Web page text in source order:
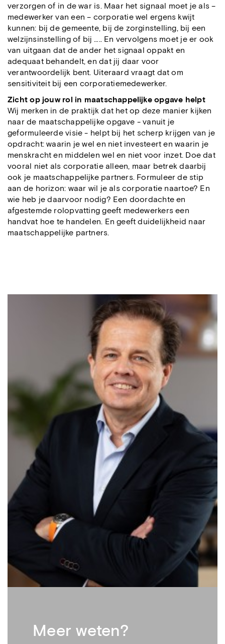
verzorgen of in de war is. Maar het signaal moet je als –
medewerker van een – corporatie wel ergens kwijt
kunnen: bij de gemeente, bij de zorginstelling, bij een
welzijnsinstelling of bij ….. En vervolgens moet je er ook
van uitgaan dat de ander het signaal oppakt en
adequaat behandelt, en dat jij daar voor
verantwoordelijk bent. Uiteraard vraagt dat om
sensitiviteit bij een corporatiemedewerker.
Zicht op jouw rol in maatschappelijke opgave helpt
Wij merken in de praktijk dat het op deze manier kijken
naar de maatschappelijke opgave - vanuit je
geformuleerde visie - helpt bij het scherp krijgen van je
opdracht: waarin je wel en niet investeert en waarin je
menskracht en middelen wel en niet voor inzet. Doe dat
vooral niet als corporatie alleen, maar betrek daarbij
ook je maatschappelijke partners. Formuleer de stip
aan de horizon: waar wil je als corporatie naartoe? En
wie heb je daarvoor nodig? Een doordachte en
afgestemde rolopvatting geeft medewerkers een
handvat hoe te handelen. En geeft duidelijkheid naar
maatschappelijke partners.
Meer weten?